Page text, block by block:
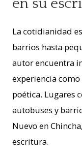
en su
La cotidianidad
barrios hasta
autor encuentra
experiencia
poética. Lugares
autobuses y
Nuevo en
escritura.